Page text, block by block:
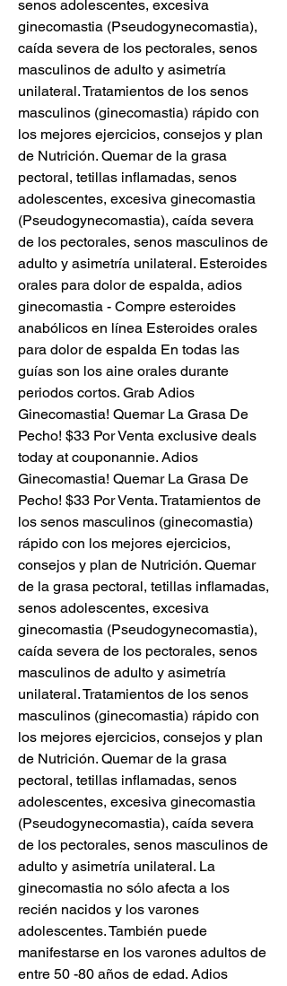
senos adolescentes, excesiva
ginecomastia (Pseudogynecomastia),
caída severa de los pectorales, senos
masculinos de adulto y asimetría
unilateral. Tratamientos de los senos
masculinos (ginecomastia) rápido con
los mejores ejercicios, consejos y plan
de Nutrición. Quemar de la grasa
pectoral, tetillas inflamadas, senos
adolescentes, excesiva ginecomastia
(Pseudogynecomastia), caída severa
de los pectorales, senos masculinos de
adulto y asimetría unilateral. Esteroides
orales para dolor de espalda, adios
ginecomastia - Compre esteroides
anabólicos en línea Esteroides orales
para dolor de espalda En todas las
guías son los aine orales durante
periodos cortos. Grab Adios
Ginecomastia! Quemar La Grasa De
Pecho! $33 Por Venta exclusive deals
today at couponannie. Adios
Ginecomastia! Quemar La Grasa De
Pecho! $33 Por Venta. Tratamientos de
los senos masculinos (ginecomastia)
rápido con los mejores ejercicios,
consejos y plan de Nutrición. Quemar
de la grasa pectoral, tetillas inflamadas,
senos adolescentes, excesiva
ginecomastia (Pseudogynecomastia),
caída severa de los pectorales, senos
masculinos de adulto y asimetría
unilateral. Tratamientos de los senos
masculinos (ginecomastia) rápido con
los mejores ejercicios, consejos y plan
de Nutrición. Quemar de la grasa
pectoral, tetillas inflamadas, senos
adolescentes, excesiva ginecomastia
(Pseudogynecomastia), caída severa
de los pectorales, senos masculinos de
adulto y asimetría unilateral. La
ginecomastia no sólo afecta a los
recién nacidos y los varones
adolescentes. También puede
manifestarse en los varones adultos de
entre 50 -80 años de edad. Adios